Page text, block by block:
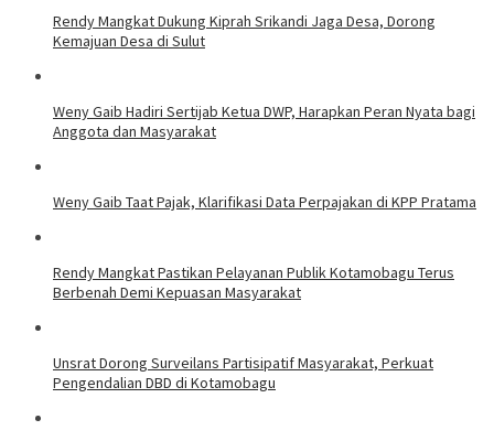
Rendy Mangkat Dukung Kiprah Srikandi Jaga Desa, Dorong
Kemajuan Desa di Sulut
Weny Gaib Hadiri Sertijab Ketua DWP, Harapkan Peran Nyata bagi
Anggota dan Masyarakat
Weny Gaib Taat Pajak, Klarifikasi Data Perpajakan di KPP Pratama
Rendy Mangkat Pastikan Pelayanan Publik Kotamobagu Terus
Berbenah Demi Kepuasan Masyarakat
Unsrat Dorong Surveilans Partisipatif Masyarakat, Perkuat
Pengendalian DBD di Kotamobagu